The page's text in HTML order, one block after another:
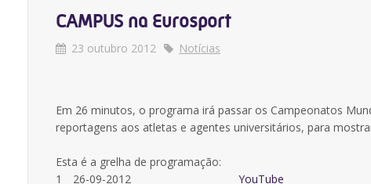
CAMPUS na Eurosport
23 outubro 2012 Notícias
Em 26 minutos, o programa irá passar os Campeonatos
reportagens aos atletas e agentes universitários, para
Esta é a grelha de programação:
1
26-09-2012
YouTube